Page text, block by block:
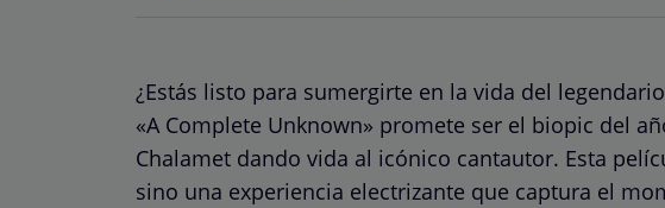
¿Estás listo para sumergirte en la vida del
«A Complete Unknown» promete ser el biopic del
Chalamet dando vida al icónico cantautor. Esta
sino una experiencia electrizante que captura el